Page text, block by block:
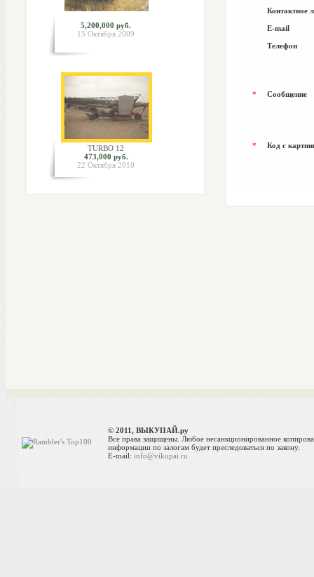
5,200,000 руб.
15 Октября 2009
TURBO 12
473,000 руб.
22 Октября 2010
Контактное
E-mail
Телефон
* Сообщение
* Код с
© 2011, ВЫКУПАЙ.ру
Все права защищены. Любое несанкционированное
информации по залогам будет преследоваться по закону.
E-mail:info@vikupai.ru